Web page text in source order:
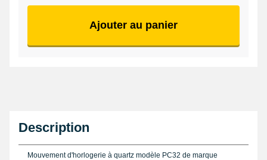
Ajouter au panier
Description
Mouvement d'horlogerie à quartz modèle PC32 de marque